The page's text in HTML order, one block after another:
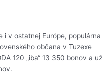
i v ostatnej Európe, populárna
občana v Tuzexe
120 „iba“ 13 350 bonov a už